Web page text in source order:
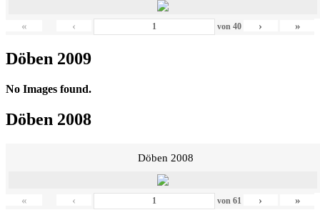
« ‹ von 40 › »
Döben 2009
No Images found.
Döben 2008
Döben 2008
« ‹ von 61 › »